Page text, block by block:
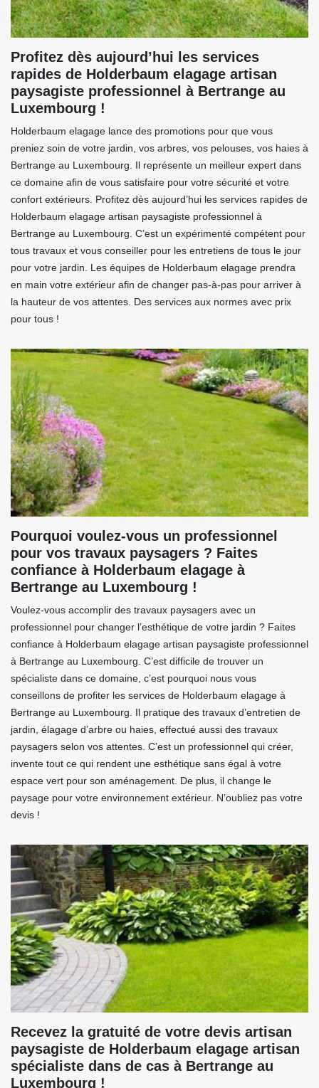
Profitez dès aujourd’hui les services
rapides de Holderbaum elagage artisan
paysagiste professionnel à Bertrange au
Luxembourg !
Holderbaum elagage lance des promotions pour que vous
preniez soin de votre jardin, vos arbres, vos pelouses, vos haies à
Bertrange au Luxembourg. Il représente un meilleur expert dans
ce domaine afin de vous satisfaire pour votre sécurité et votre
confort extérieurs. Profitez dès aujourd’hui les services rapides de
Holderbaum elagage artisan paysagiste professionnel à
Bertrange au Luxembourg. C’est un expérimenté compétent pour
tous travaux et vous conseiller pour les entretiens de tous le jour
pour votre jardin. Les équipes de Holderbaum elagage prendra
en main votre extérieur afin de changer pas-à-pas pour arriver à
la hauteur de vos attentes. Des services aux normes avec prix
pour tous !
Pourquoi voulez-vous un professionnel
pour vos travaux paysagers ? Faites
confiance à Holderbaum elagage à
Bertrange au Luxembourg !
Voulez-vous accomplir des travaux paysagers avec un
professionnel pour changer l’esthétique de votre jardin ? Faites
confiance à Holderbaum elagage artisan paysagiste professionnel
à Bertrange au Luxembourg. C’est difficile de trouver un
spécialiste dans ce domaine, c’est pourquoi nous vous
conseillons de profiter les services de Holderbaum elagage à
Bertrange au Luxembourg. Il pratique des travaux d’entretien de
jardin, élagage d’arbre ou haies, effectué aussi des travaux
paysagers selon vos attentes. C’est un professionnel qui créer,
invente tout ce qui rendent une esthétique sans égal à votre
espace vert pour son aménagement. De plus, il change le
paysage pour votre environnement extérieur. N’oubliez pas votre
devis !
Recevez la gratuité de votre devis artisan
paysagiste de Holderbaum elagage artisan
spécialiste dans de cas à Bertrange au
Luxembourg !